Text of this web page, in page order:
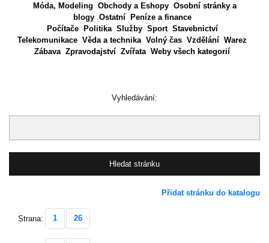
Móda, Modeling Obchody a Eshopy Osobní stránky a
blogy Ostatní
Peníze a finance
Počítače
Politika Služby Sport Stavebnictví
Telekomunikace Věda a technika Volný čas Vzdělání Warez
Zábava Zpravodajství Zvířata Weby všech kategorií
Vyhledávání:
Přidat stránku do katalogu
Strana: 1 26